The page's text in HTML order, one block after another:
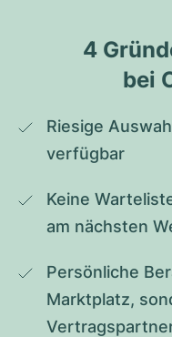
4
bei
Riesige
verfügbar
Keine
am nächsten
Persönliche
Marktplatz,